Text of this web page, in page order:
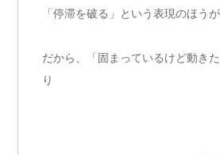
「停滞を破る」という表現のほう
だから、「固まっているけど動き
り